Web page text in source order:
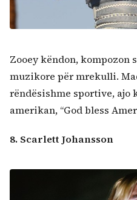
Zooey këndon, kompozon
muzikore për mrekulli.
rëndësishme sportive,
amerikan, “God bless
8. Scarlett Johansson